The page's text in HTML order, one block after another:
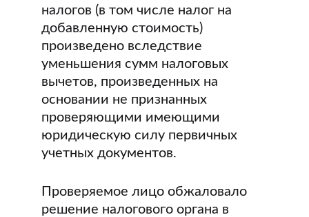
налогов (в том числе налог на
добавленную стоимость)
произведено вследствие
уменьшения сумм налоговых
вычетов, произведенных на
основании не признанных
проверяющими имеющими
юридическую силу первичных
учетных документов.
Проверяемое лицо обжаловало
решение налогового органа в